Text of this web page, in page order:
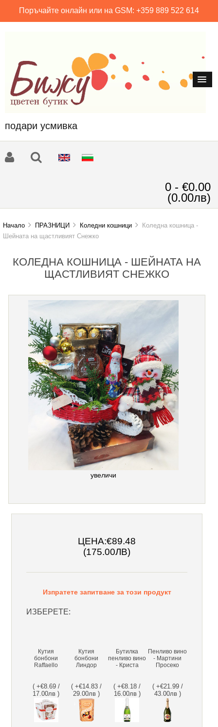
Поръчайте онлайн или на GSM: +359 889 522 614
подари усмивка
0 - €0.00
(0.00лв)
Начало ПРАЗНИЦИ Коледни кошници
Коледна кошница -
Шейната на щастливият Снежко
КОЛЕДНА КОШНИЦА - ШЕЙНАТА НА
ЩАСТЛИВИЯТ СНЕЖКО
увеличи
ЦЕНА:€89.48
(175.00ЛВ)
Изпратете запитване за този продукт
ИЗБЕРЕТЕ:
Кутия
бонбони
Raffaello
( +€8.69 /
17.00лв )
Кутия
бонбони
Линдор
( +€14.83 /
29.00лв )
Бутилка
пенливо вино
- Криста
( +€8.18 /
16.00лв )
Пенливо вино
- Мартини
Просеко
( +€21.99 /
43.00лв )